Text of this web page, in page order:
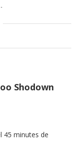
Shodown
45 minutes de